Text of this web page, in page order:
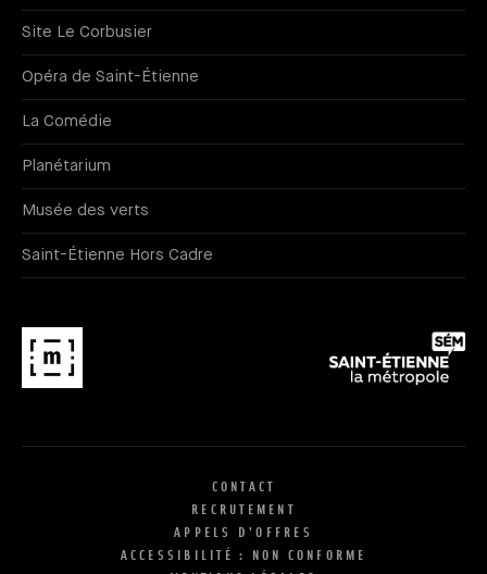
Site Le Corbusier
Opéra de Saint-Étienne
La Comédie
Planétarium
Musée des verts
Saint-Étienne Hors Cadre
CONTACT
RECRUTEMENT
APPELS D'OFFRES
ACCESSIBILITÉ : NON CONFORME